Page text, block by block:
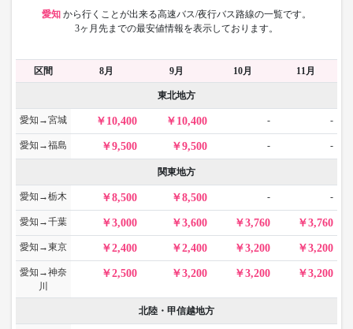
愛知 から行くことが出来る高速バス/夜行バス路線の一覧です。
3ヶ月先までの最安値情報を表示しております。
区間 8月 9月 10月 11月
東北地方
愛知→宮城 10,400 10,400 - -
愛知→福島 9,500 9,500 - -
関東地方
愛知→栃木 8,500 8,500 - -
愛知→千葉 3,000 3,600 3,760 3,760
愛知→東京 2,400 2,400 3,200 3,200
愛知→神奈
川
2,500 3,200 3,200 3,200
北陸・甲信越地方